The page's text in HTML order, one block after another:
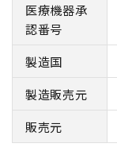
医療機器承
認番号
製造国
製造販売元
販売元